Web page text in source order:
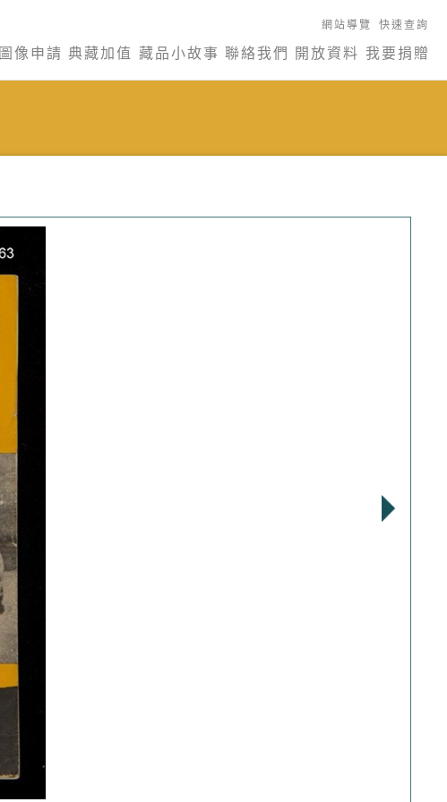
網站導覽 快速查詢
圖像申請 典藏加值 藏品小故事 聯絡我們 開放資料 我要捐贈